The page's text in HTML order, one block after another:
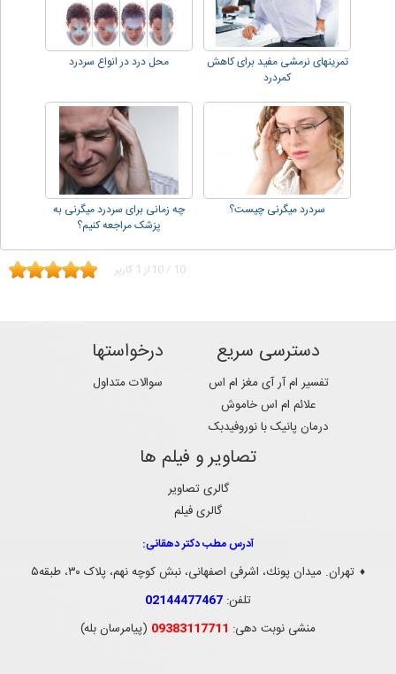
تمرینهای نرمشی مفید برای کاهش
کمردرد
محل درد در انواع سردرد
سردرد میگرنی چیست؟
چه زمانی برای سردرد میگرنی به
پزشک مراجعه کنیم؟
10 / 10 از 1 کاربر
دسترسی سریع
تفسیر ام آر آی مغز ام اس
علائم ام اس خاموش
درمان پانیک با نوروفیدبک
درخواستها
سوالات متداول
تصاویر و فیلم ها
گالری تصاویر
گالری فیلم
آدرس مطب دکتر دهقانی:
♦ تهران. ميدان پونك، اشرفی اصفهانی، نبش کوچه نهم، پلاک ۳۰، طبقه۵
تلفن: 02144477467
منشی نوبت دهی: 09383117711 (پیامرسان بله)